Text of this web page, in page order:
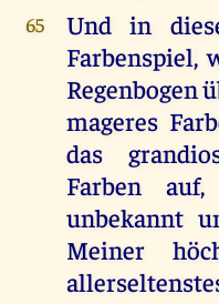
65
Und in
Farbenspiel,
Regenbogen
mageres
das
Farben
unbekannt
Meiner